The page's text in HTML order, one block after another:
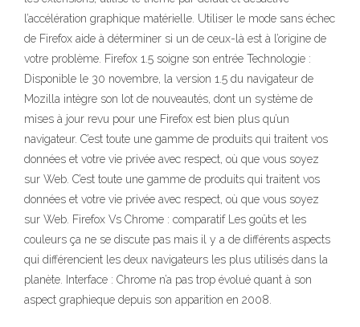
l’accélération graphique matérielle. Utiliser le mode sans échec
de Firefox aide à déterminer si un de ceux-là est à l’origine de
votre problème. Firefox 1.5 soigne son entrée Technologie :
Disponible le 30 novembre, la version 1.5 du navigateur de
Mozilla intègre son lot de nouveautés, dont un système de
mises à jour revu pour une Firefox est bien plus qu’un
navigateur. C’est toute une gamme de produits qui traitent vos
données et votre vie privée avec respect, où que vous soyez
sur Web. C’est toute une gamme de produits qui traitent vos
données et votre vie privée avec respect, où que vous soyez
sur Web. Firefox Vs Chrome : comparatif Les goûts et les
couleurs ça ne se discute pas mais il y a de différents aspects
qui différencient les deux navigateurs les plus utilisés dans la
planète. Interface : Chrome n’a pas trop évolué quant à son
aspect graphieque depuis son apparition en 2008.